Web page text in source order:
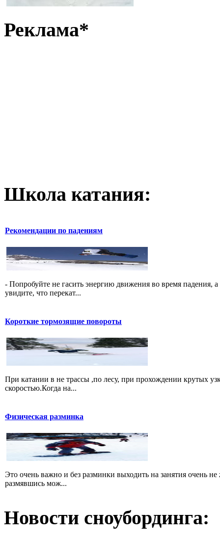
Реклама*
Школа катания:
Рекомендации по падениям
- Попробуйте не гасить энергию движения во время падения,
увидите, что перекат...
Короткие тормозящие повороты
При катании в не трассы ,по лесу, при прохождении крутых
скоростью.Когда на...
Физическая разминка
Это очень важно и без разминки выходить на занятия очень
размявшись мож...
Новости сноубординга: